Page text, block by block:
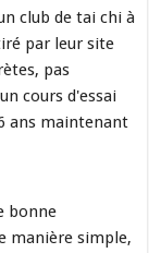
club de tai chi à
par leur site
pas
cours d'essai
ans maintenant
bonne
manière simple,